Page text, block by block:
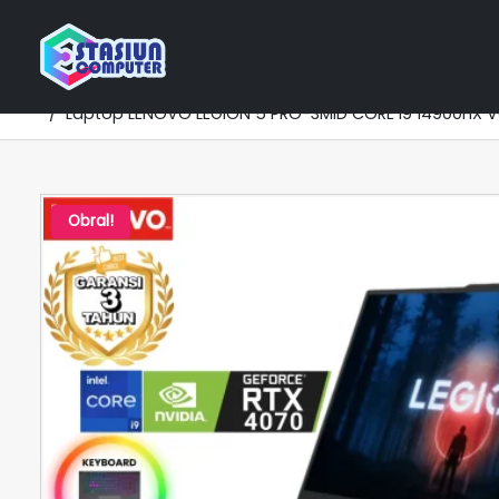
Home
Laptop LENOVO LEGION 5 PRO-3MID CORE i9 14900HX
Obral!